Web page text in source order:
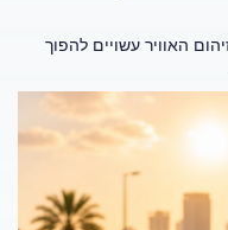
האוויר עשויים להפוך